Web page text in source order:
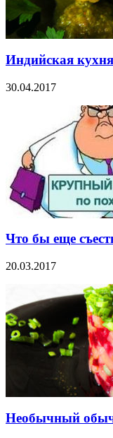
Индийская
30.04.2017
Что бы еще
20.03.2017
Необычный